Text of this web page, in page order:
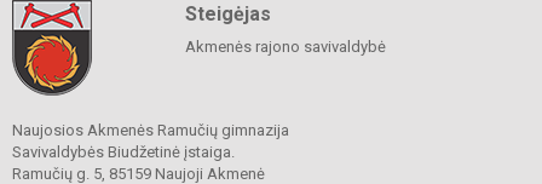
Steigėjas
Akmenės rajono savivaldybė
Naujosios Akmenės Ramučių gimnazija
Savivaldybės Biudžetinė įstaiga.
Ramučių g. 5, 85159 Naujoji Akmenė